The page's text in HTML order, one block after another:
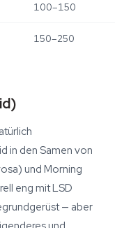
100–150
150–250
in den Samen von
und Morning
eng mit LSD
— aber